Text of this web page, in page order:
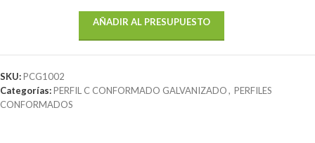
AÑADIR AL PRESUPUESTO
SKU:PCG1002
Categorías:PERFIL C CONFORMADO GALVANIZADO, PERFILES
CONFORMADOS